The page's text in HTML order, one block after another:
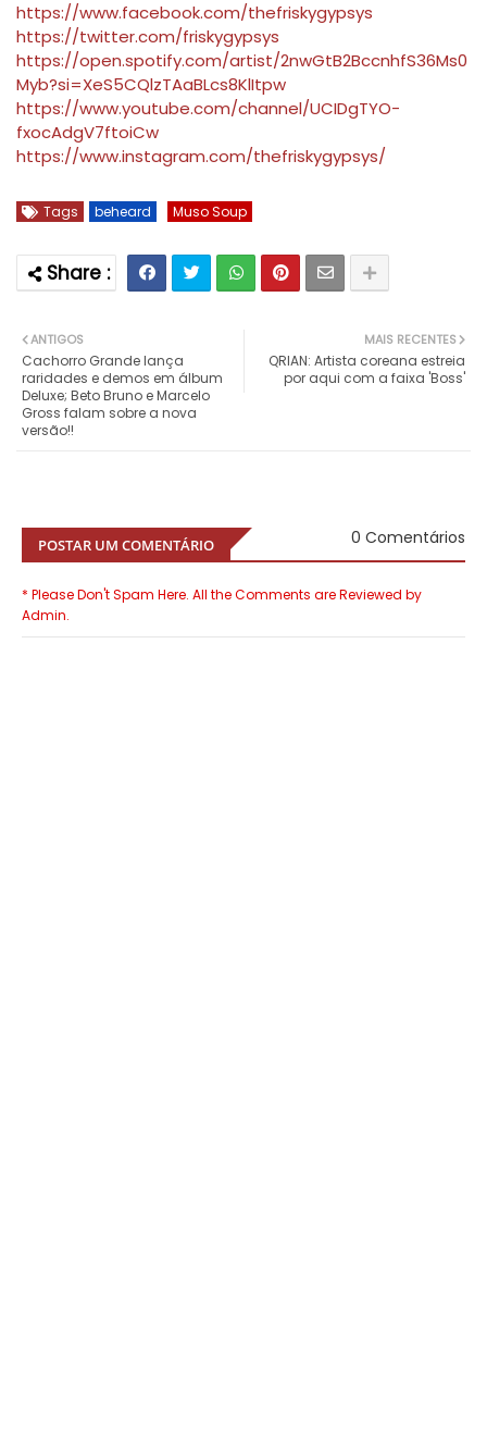
https://www.facebook.com/thefriskygypsys
https://twitter.com/friskygypsys
https://open.spotify.com/artist/2nwGtB2BccnhfS36Ms0
Myb?si=XeS5CQlzTAaBLcs8KlItpw
https://www.youtube.com/channel/UCIDgTYO-
fxocAdgV7ftoiCw
https://www.instagram.com/thefriskygypsys/
Tags beheard Muso Soup
MAIS RECENTES
QRIAN: Artista coreana estreia
por aqui com a faixa 'Boss'
ANTIGOS
Cachorro Grande lança
raridades e demos em álbum
Deluxe; Beto Bruno e Marcelo
Gross falam sobre a nova
versão!!
POSTAR UM COMENTÁRIO 0 Comentários
* Please Don't Spam Here. All the Comments are Reviewed by
Admin.